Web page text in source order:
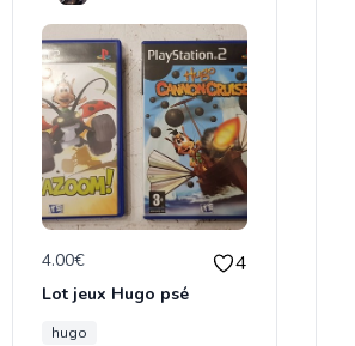
4.00€ 4
Lot jeux Hugo psé
hugo